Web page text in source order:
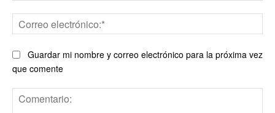
Guardar mi nombre y correo electrónico para la próxima vez
que comente